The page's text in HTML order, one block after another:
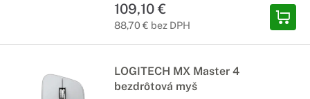
109,10 €
88,70 € bez DPH
LOGITECH MX Master 4
bezdrôtová myš